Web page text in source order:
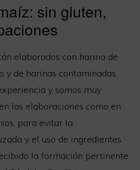
sin gluten,
elaborados con harina de
y de harinas contaminadas.
y somos muy
las elaboraciones como en
para evitar la
y el uso de ingredientes
la formación pertinente